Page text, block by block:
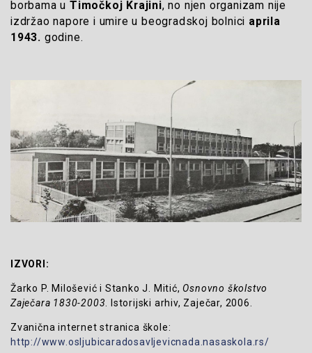
borbama uTimočkoj Krajini, no njen organizam nije
izdržao napore i umire u beogradskoj bolnici aprila
1943. godine.
IZVORI:
Žarko P. Milošević i Stanko J. Mitić,Osnovno školstvo
Zaječara 1830-2003 . Istorijski arhiv, Zaječar, 2006.
Zvanična internet stranica škole:
http://www.osljubicaradosavljevicnada.nasaskola.rs/